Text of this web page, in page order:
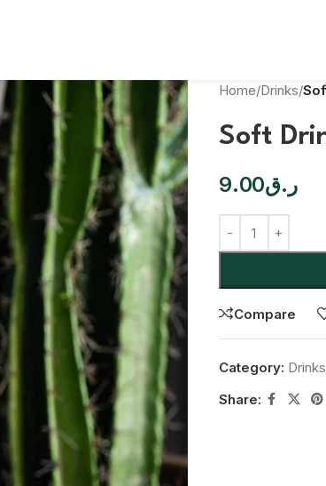
Home/Drinks/
ر.ق9.00
Compare
Category: Drinks
Share: